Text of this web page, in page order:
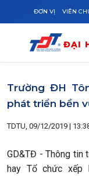
Skip to main content
ĐƠN VỊ VIÊN
ĐẠI
Trường ĐH
phát triển bền
TDTU, 09/12/2019 |
GD&TĐ - Thông tin
hay Tổ chức xếp